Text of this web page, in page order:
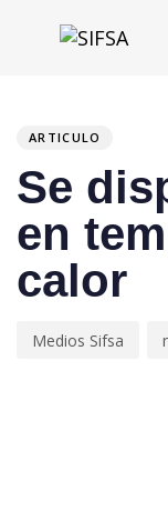
ARTICULO
Se
en
calor
Medios Sifsa